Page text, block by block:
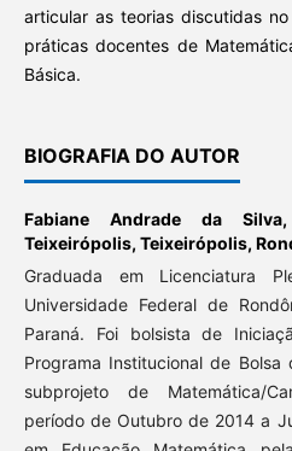
articular as teorias discutidas
práticas docentes de
Básica.
BIOGRAFIA DO AUTOR
Fabiane Andrade da
Teixeirópolis, Teixeirópolis,
Graduada em Licenciatura
Universidade Federal de
Paraná. Foi bolsista de
Programa Institucional de
subprojeto de Matemática/
período de Outubro de 2014 a